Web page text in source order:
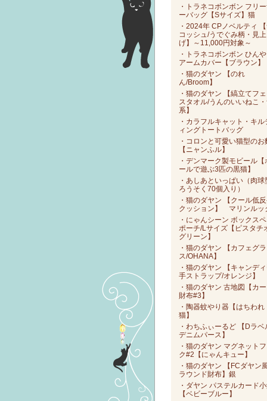
・トラネコボンボン フリ
ーバッグ【Sサイズ】猫
・2024年 CPノベルティ
コッシュ/うでぐみ柄・見上
げ】～11,000円対象～
・トラネコボンボン ひんや
アームカバー【ブラウン】
・猫のダヤン 【のれ
ん/Broom】
・猫のダヤン 【縞立てフェ
スタオル/うんのいいねこ
系】
・カラフルキャット・キル
ィングトートバッグ
・コロンと可愛い猫型のお
【ニャンふル】
・デンマーク製モビール【
ールで遊ぶ3匹の黒猫】
・あしあといっぱい（肉球
ろうそく70個入り）
・猫のダヤン 【クール低
クッション】 マリンルッ
・にゃんシーン ボックス
ポーチ/Lサイズ【ピスタチ
グリーン】
・猫のダヤン 【カフェグラ
ス/OHANA】
・猫のダヤン 【キャンディ
手ストラップ/オレンジ】
・猫のダヤン 古地図【カ
財布#3】
・陶器蚊やり器【はちわれ
猫】
・わちふぃーるど 【Dラベ
デニムパース】
・猫のダヤン マグネットフ
ク#2【にゃんキュー】
・猫のダヤン 【FCダヤン
ラウンド財布】銀
・ダヤン パステルカード
【ベビーブルー】